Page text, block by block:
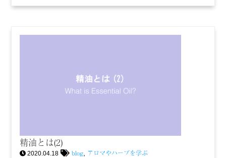
精油とは(2)
2020.04.18 blog アロマやハーブを学ぶ